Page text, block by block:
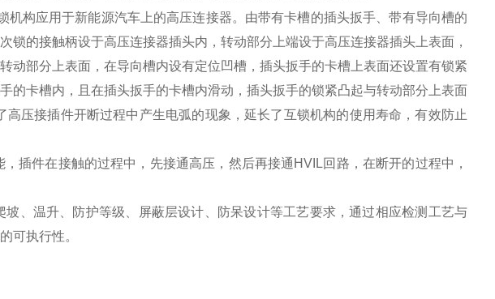
机构应用于新能源汽车上的高压连接器。由带有卡槽的插头扳手、带有导向槽的
锁的接触柄设于高压连接器插头内，转动部分上端设于高压连接器插头上表面，
动部分上表面，在导向槽内设有定位凹槽，插头扳手的卡槽上表面还设置有锁紧
的卡槽内，且在插头扳手的卡槽内滑动，插头扳手的锁紧凸起与转动部分上表面
压接插件开断过程中产生电弧的现象，延长了互锁机构的使用寿命，有效防止
插件在接触的过程中，先接通高压，然后再接通HVIL回路，在断开的过程中，
、温升、防护等级、屏蔽层设计、防呆设计等工艺要求，通过相应检测工艺与
可执行性。